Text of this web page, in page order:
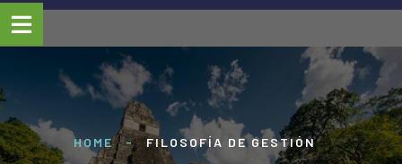
HOME - FILOSOFÍA DE GESTIÓN